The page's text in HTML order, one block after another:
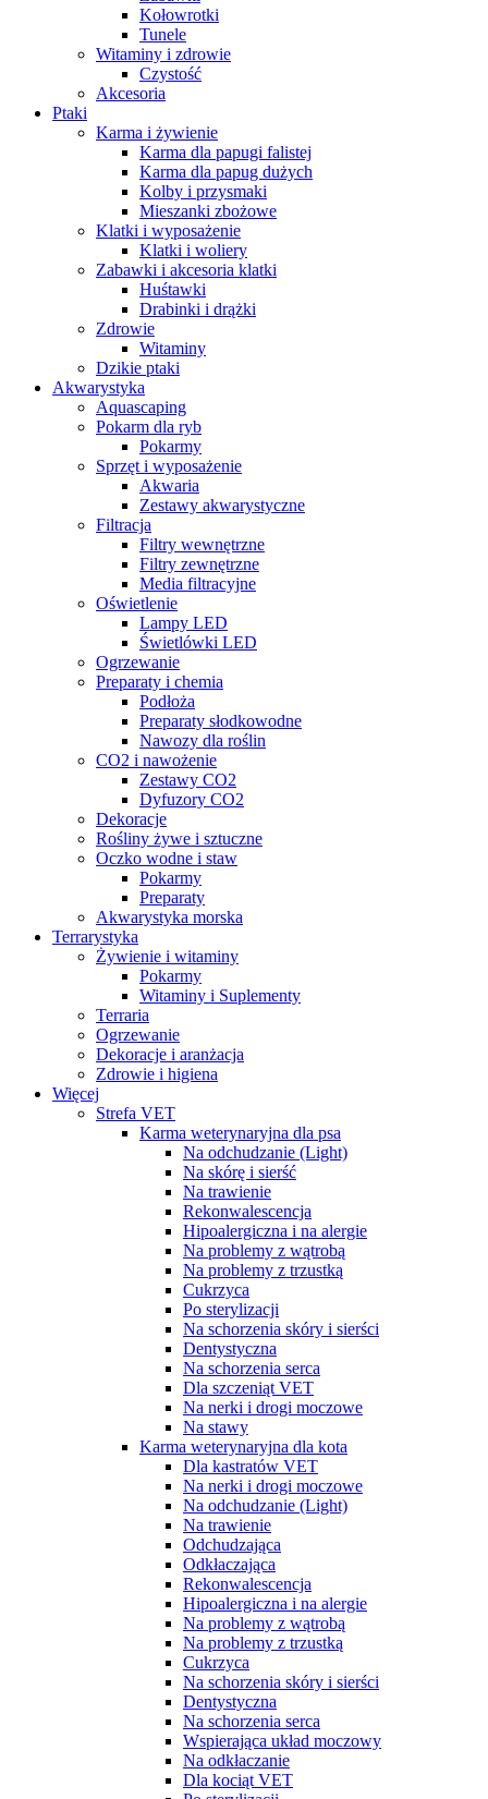
Kołowrotki
Tunele
Witaminy i zdrowie
Czystość
Akcesoria
Ptaki
Karma i żywienie
Karma dla papugi falistej
Karma dla papug dużych
Kolby i przysmaki
Mieszanki zbożowe
Klatki i wyposażenie
Klatki i woliery
Zabawki i akcesoria klatki
Huśtawki
Drabinki i drążki
Zdrowie
Witaminy
Dzikie ptaki
Akwarystyka
Aquascaping
Pokarm dla ryb
Pokarmy
Sprzęt i wyposażenie
Akwaria
Zestawy akwarystyczne
Filtracja
Filtry wewnętrzne
Filtry zewnętrzne
Media filtracyjne
Oświetlenie
Lampy LED
Świetlówki LED
Ogrzewanie
Preparaty i chemia
Podłoża
Preparaty słodkowodne
Nawozy dla roślin
CO2 i nawożenie
Zestawy CO2
Dyfuzory CO2
Dekoracje
Rośliny żywe i sztuczne
Oczko wodne i staw
Pokarmy
Preparaty
Akwarystyka morska
Terrarystyka
Żywienie i witaminy
Pokarmy
Witaminy i Suplementy
Terraria
Ogrzewanie
Dekoracje i aranżacja
Zdrowie i higiena
Więcej
Strefa VET
Karma weterynaryjna dla psa
Na odchudzanie (Light)
Na skórę i sierść
Na trawienie
Rekonwalescencja
Hipoalergiczna i na alergie
Na problemy z wątrobą
Na problemy z trzustką
Cukrzyca
Po sterylizacji
Na schorzenia skóry i sierści
Dentystyczna
Na schorzenia serca
Dla szczeniąt VET
Na nerki i drogi moczowe
Na stawy
Karma weterynaryjna dla kota
Dla kastratów VET
Na nerki i drogi moczowe
Na odchudzanie (Light)
Na trawienie
Odchudzająca
Odkłaczająca
Rekonwalescencja
Hipoalergiczna i na alergie
Na problemy z wątrobą
Na problemy z trzustką
Cukrzyca
Na schorzenia skóry i sierści
Dentystyczna
Na schorzenia serca
Wspierająca układ moczowy
Na odkłaczanie
Dla kociąt VET